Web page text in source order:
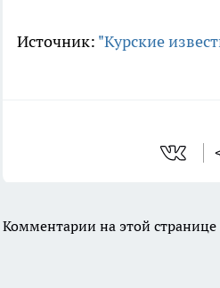
Источник: "Курские
Комментарии на этой